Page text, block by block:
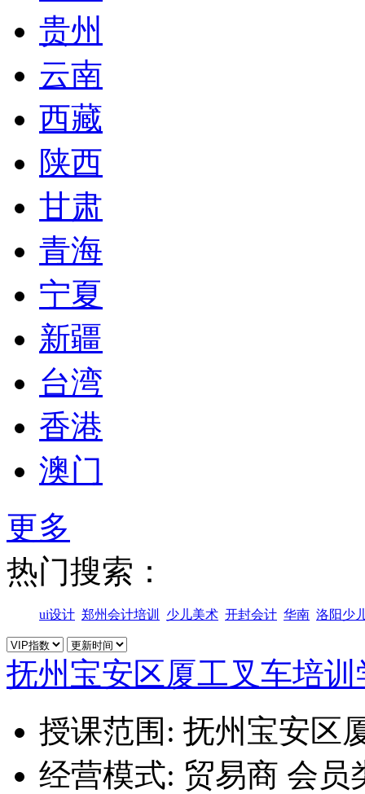
贵州
云南
西藏
陕西
甘肃
青海
宁夏
新疆
台湾
香港
澳门
更多
热门搜索：
ui设计 郑州会计培训 少儿美术 开封会计 华南 洛阳少
抚州宝安区厦工叉车培训
授课范围: 抚州宝安区
经营模式: 贸易商 会员